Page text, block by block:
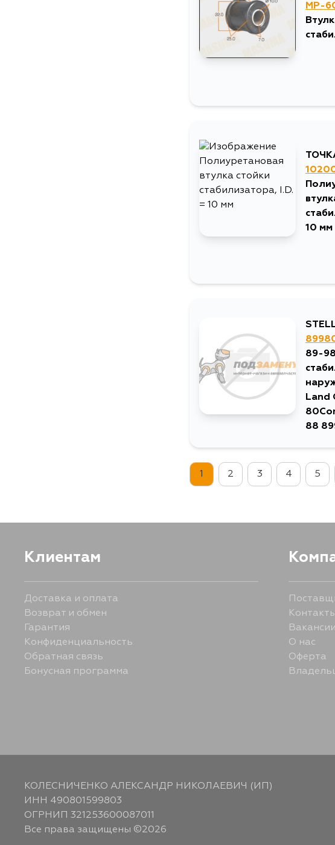
MP-
10 мм
89-
Land
88
1 2 3 4 5
Клиентам
Доставка и оплата
Возврат и обмен
Гарантия
Конфиденциальность
Обратная связь
Бонусная программа
Вакансии
О нас
Оферта
КОЛЕСНИЧЕНКО АЛЕКСАНДР НИКОЛАЕВИЧ (ИП)
ИНН 490801599803
ОГРНИП 321253600087011
Все права защищены ©2026